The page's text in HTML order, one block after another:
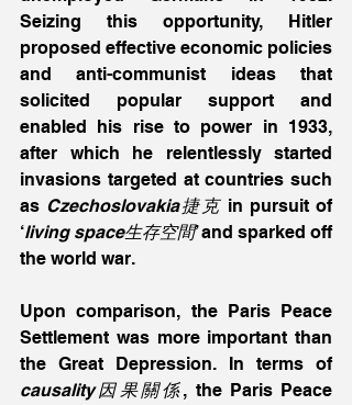
Seizing this opportunity, Hitler
proposed effective economic policies
and anti-communist ideas that
solicited popular support and
enabled his rise to power in 1933,
after which he relentlessly started
invasions targeted at countries such
as Czechoslovakia捷克 in pursuit of
‘living space生存空間’ and sparked off
the world war.
Upon comparison, the Paris Peace
Settlement was more important than
causality因果關係, the Paris Peace